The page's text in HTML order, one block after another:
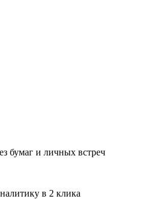
бумаг и личных встреч
в 2 клика